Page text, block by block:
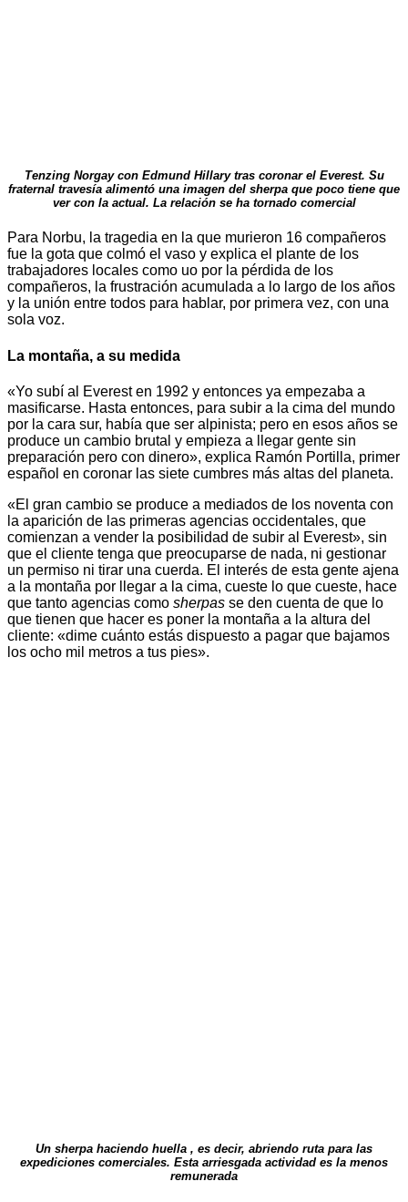
Tenzing Norgay con Edmund Hillary tras coronar el Everest. Su
fraternal travesía alimentó una imagen del sherpa que poco tiene que
ver con la actual. La relación se ha tornado comercial
Para Norbu, la tragedia en la que murieron 16 compañeros
fue la gota que colmó el vaso y explica el plante de los
trabajadores locales como uo por la pérdida de los
compañeros, la frustración acumulada a lo largo de los años
y la unión entre todos para hablar, por primera vez, con una
sola voz.
La montaña, a su medida
«Yo subí al Everest en 1992 y entonces ya empezaba a
masificarse. Hasta entonces, para subir a la cima del mundo
por la cara sur, había que ser alpinista; pero en esos años se
produce un cambio brutal y empieza a llegar gente sin
preparación pero con dinero», explica Ramón Portilla, primer
español en coronar las siete cumbres más altas del planeta.
«El gran cambio se produce a mediados de los noventa con
la aparición de las primeras agencias occidentales, que
comienzan a vender la posibilidad de subir al Everest», sin
que el cliente tenga que preocuparse de nada, ni gestionar
un permiso ni tirar una cuerda. El interés de esta gente ajena
a la montaña por llegar a la cima, cueste lo que cueste, hace
que tanto agencias como sherpas se den cuenta de que lo
que tienen que hacer es poner la montaña a la altura del
cliente: «dime cuánto estás dispuesto a pagar que bajamos
los ocho mil metros a tus pies».
Un sherpa haciendo huella , es decir, abriendo ruta para las
expediciones comerciales. Esta arriesgada actividad es la menos
remunerada